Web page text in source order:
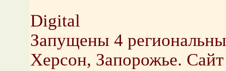
Digital
Запущены 4
Херсон, Запорожье.